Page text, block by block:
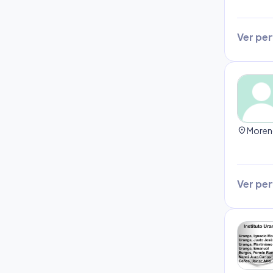
Ver
location_on
Ver